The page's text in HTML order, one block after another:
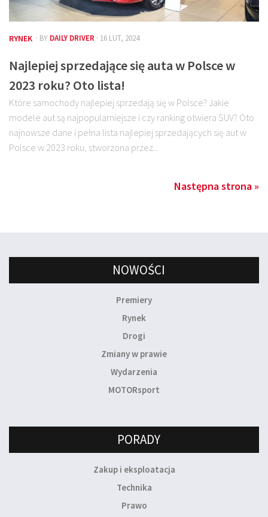
RYNEK · BY DAILY DRIVER · 16 LUT, 2024
Najlepiej sprzedające się auta w Polsce w
2023 roku? Oto lista!
Które samochody najlepiej sprzedają się w Polsce? Jakie
modele aut są najpopularniejsze i czy ranking otwiera SUV? Oto
najnowsze dane i pełna lista najlepiej sprzedających się aut w
Polsce w 2023 roku, stworzona przez...
Następna strona »
NOWOŚCI
Premiery
Rynek
Drogi
Zmiany w prawie
Wydarzenia
MOTORsport
PORADY
Zakup i eksploatacja
Technika
Prawo